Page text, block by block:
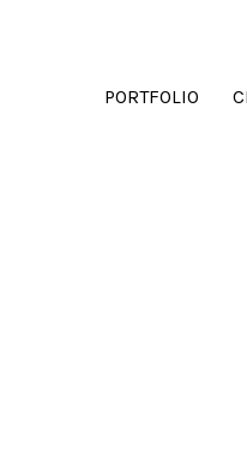
PORTFOLIO